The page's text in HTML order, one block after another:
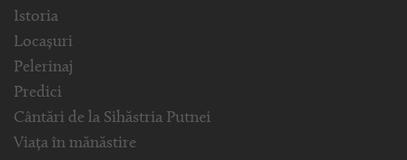
Istoria
Locașuri
Pelerinaj
Predici
Cântări de la Sihăstria Putnei
Viața în mănăstire